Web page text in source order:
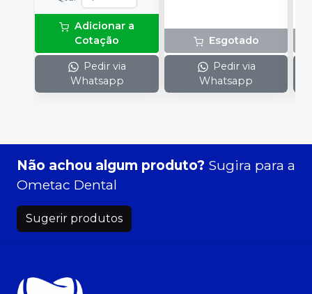
Adicionar a
Cotação
Pedir via
Whatsapp
Esgotado
Pedir via
Whatsapp
Não achou algum produto? Sugira para a
Ometac Dental
Sugerir produtos